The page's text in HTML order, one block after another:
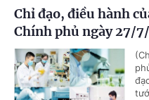
Chỉ đạo, điều hành
Chính phủ ngày 27/